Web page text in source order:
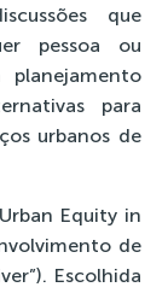
que
pessoa ou
para
urbanos de
Equity in
de
Escolhida